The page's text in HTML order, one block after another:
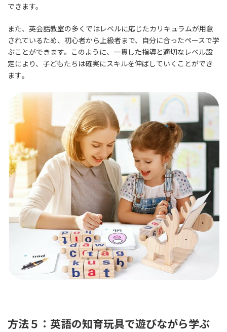
できます。
また、英会話教室の多くではレベルに応じたカリキュラムが用意
されているため、初心者から上級者まで、自分に合ったペースで学
ぶことができます。このように、一貫した指導と適切なレベル設
定により、子どもたちは確実にスキルを伸ばしていくことができ
ます。
方法５：英語の知育玩具で遊びながら学ぶ